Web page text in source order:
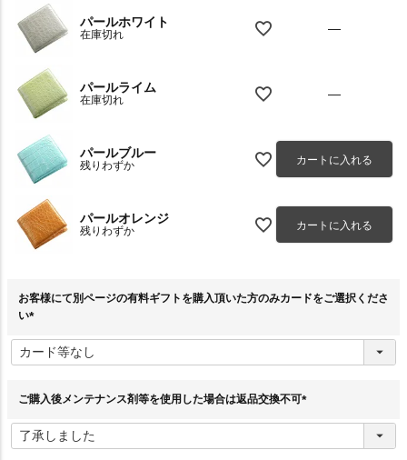
パールホワイト
在庫切れ —
パールライム
在庫切れ —
パールブルー
残りわずか カートに入れる
パールオレンジ
残りわずか カートに入れる
お客様にて別ページの有料ギフトを購入頂いた方のみカードをご選択くださ
い
必
須
ご購入後メンテナンス剤等を使用した場合は返品交換不可
須